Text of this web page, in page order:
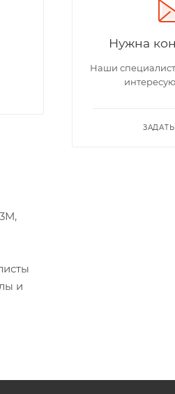
и
Нужна
Наши